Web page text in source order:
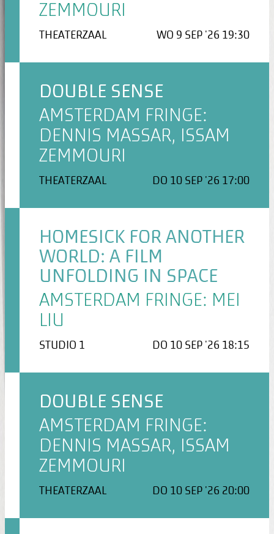
ZEMMOURI
THEATERZAAL WO 9 SEP '26 19:30
DOUBLE SENSE
AMSTERDAM FRINGE:
DENNIS MASSAR, ISSAM
ZEMMOURI
THEATERZAAL DO 10 SEP '26 17:00
HOMESICK FOR ANOTHER
WORLD: A FILM
UNFOLDING IN SPACE
AMSTERDAM FRINGE: MEI
LIU
STUDIO 1 DO 10 SEP '26 18:15
DOUBLE SENSE
AMSTERDAM FRINGE:
DENNIS MASSAR, ISSAM
ZEMMOURI
THEATERZAAL DO 10 SEP '26 20:00